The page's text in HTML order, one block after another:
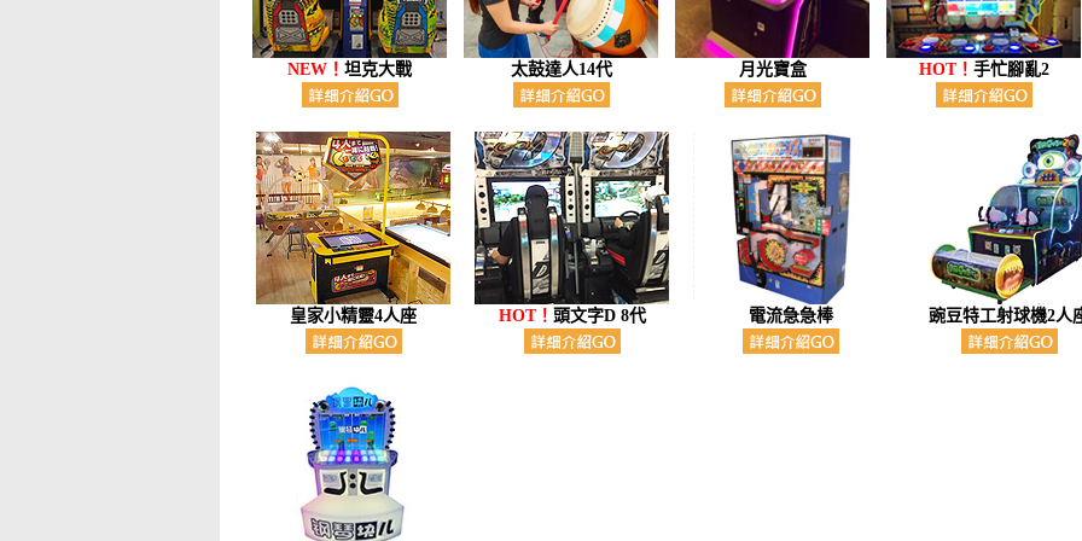
NEW！ 坦克大戰 太鼓達人14代 月光寶盒 HOT！ 手忙腳亂2
皇家小精靈4人座 HOT！ 頭文字D 8代 電流急急棒 豌豆特工射球機2人